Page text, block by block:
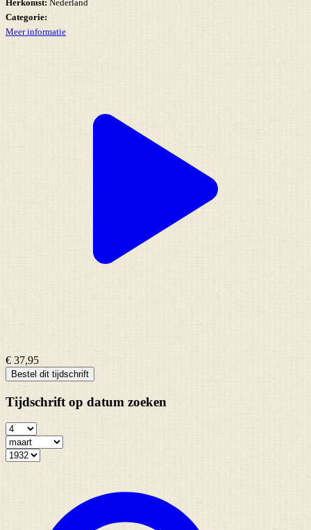
Herkomst: Nederland
Categorie:
Meer informatie
€ 37,95
Bestel dit tijdschrift
Tijdschrift op datum zoeken